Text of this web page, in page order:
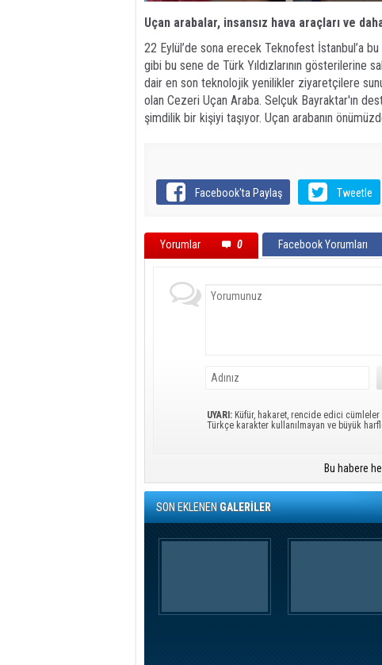
Uçan arabalar, insansız hava araçları ve
22 Eylül’de sona erecek Teknofest İstanbul’a
gibi bu sene de Türk Yıldızlarının gösterilerine
dair en son teknolojik yenilikler ziyaretçilere
olan Cezeri Uçan Araba. Selçuk Bayraktar'ın
şimdilik bir kişiyi taşıyor. Uçan arabanın
Facebook'ta Paylaş Tweetle
Yorumlar 0 Facebook Yorumları
UYARI: Küfür, hakaret, rencide edici cümleler
Türkçe karakter kullanılmayan ve büyük
Bu habere
SON EKLENENGALERİLER